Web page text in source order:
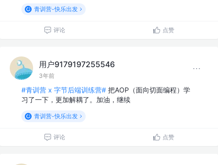
青训营-快乐出发
评论 点赞
用户9179197255546
3年前
#青训营 x 字节后端训练营# 把AOP（面向切面编程）学
习了一下，更加解耦了。加油，继续
青训营-快乐出发
评论 点赞